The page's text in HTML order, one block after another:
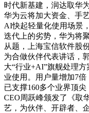
时代新基建，润达取华
华为云将加大资金、手
AI快起轻量化使用场景
迭代上的劣势，华为将
从题，上海宝信软件股
为合做伙伴代表讲话，
大“行业+AI”旗舰处理
业使用。用户量增加7
已支撑160多个业界顶
CEO周跃峰颁发了《取
艺，为伙伴、开辟者、